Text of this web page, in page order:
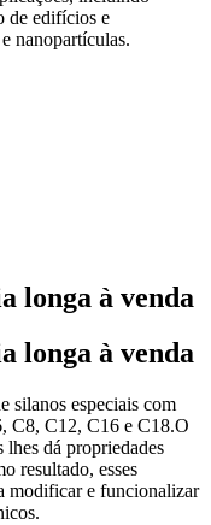
de edifícios e
nanopartículas.
longa à venda
longa à venda
silanos especiais com
C8, C12, C16 e C18.O
dá propriedades
resultado, esses
modificar e funcionalizar